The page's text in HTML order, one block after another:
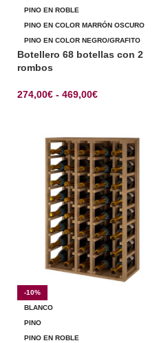
PINO EN ROBLE
PINO EN COLOR MARRÓN OSCURO
PINO EN COLOR NEGRO/GRAFITO
Botellero 68 botellas con 2
rombos
274,00€ - 469,00€
-10%
BLANCO
PINO
PINO EN ROBLE